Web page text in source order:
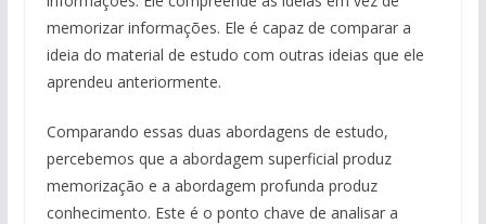
memorizar informações. Ele é capaz de comparar a
ideia do material de estudo com outras ideias que ele
aprendeu anteriormente.
Comparando essas duas abordagens de estudo,
percebemos que a abordagem superficial produz
memorização e a abordagem profunda produz
conhecimento. Este é o ponto chave de analisar a